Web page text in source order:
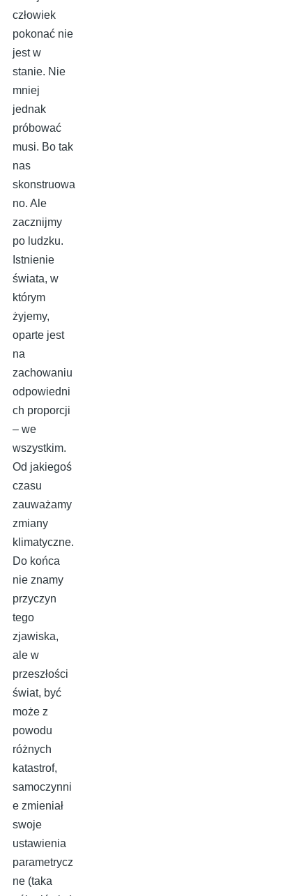
człowiek
pokonać nie
jest w
stanie. Nie
mniej
jednak
próbować
musi. Bo tak
nas
skonstruowa
no. Ale
zacznijmy
po ludzku.
Istnienie
świata, w
którym
żyjemy,
oparte jest
na
zachowaniu
odpowiedni
ch proporcji
– we
wszystkim.
Od jakiegoś
czasu
zauważamy
zmiany
klimatyczne.
Do końca
nie znamy
przyczyn
tego
zjawiska,
ale w
przeszłości
świat, być
może z
powodu
różnych
katastrof,
samoczynni
e zmieniał
swoje
ustawienia
parametrycz
ne (taka